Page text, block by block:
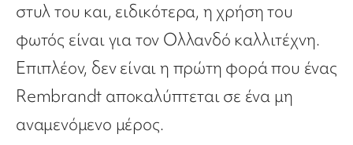
στυλ του και, ειδικότερα, η χρήση του
φωτός είναι για τον Ολλανδό καλλιτέχνη.
Επιπλέον, δεν είναι η πρώτη φορά που ένας
Rembrandt αποκαλύπτεται σε ένα μη
αναμενόμενο μέρος.